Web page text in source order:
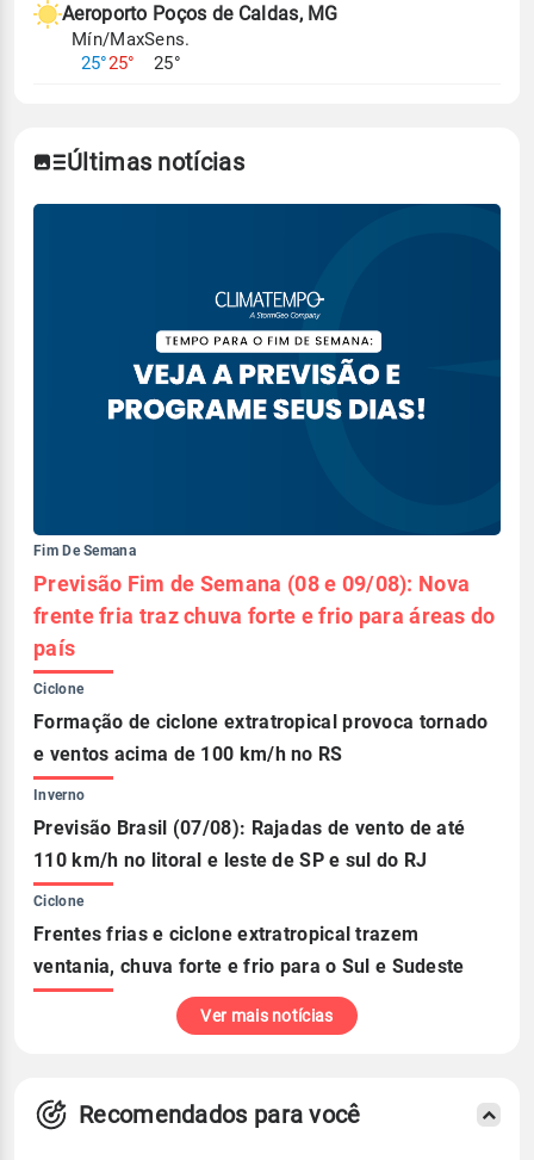
Aeroporto Poços de Caldas, MG
Mín/Max
25°25°
Sens.
25°
Últimas notícias
Fim De Semana
Previsão Fim de Semana (08 e 09/08): Nova
frente fria traz chuva forte e frio para áreas do
país
Ciclone
Formação de ciclone extratropical provoca tornado
e ventos acima de 100 km/h no RS
Inverno
Previsão Brasil (07/08): Rajadas de vento de até
110 km/h no litoral e leste de SP e sul do RJ
Ciclone
Frentes frias e ciclone extratropical trazem
ventania, chuva forte e frio para o Sul e Sudeste
Ver mais notícias
Recomendados para você